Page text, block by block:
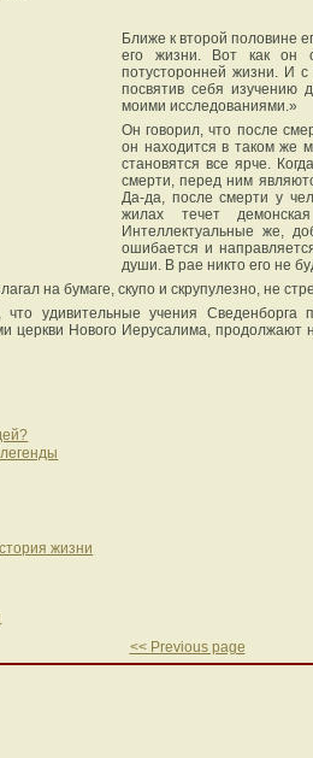
Ближе к второй половине
его жизни. Вот как он
потусторонней жизни. И
посвятив себя изучению
моими исследованиями.»
Он говорил, что после
он находится в таком же
становятся все ярче.
смерти, перед ним
Да-да, после смерти у
жилах течет
Интеллектуальные же,
ошибается и
души. В рае никто его не
на бумаге, скупо и скрупулезно, не
что удивительные учения
церкви Нового Иерусалима, продолжают
жизни
<< Previous page